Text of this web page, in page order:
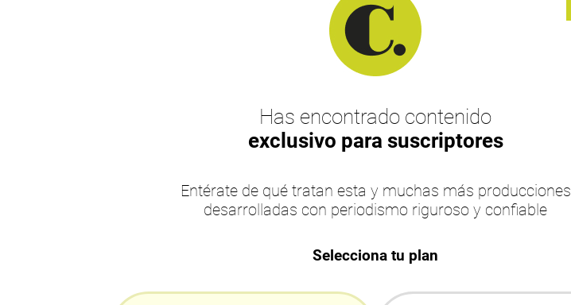
Has encontrado contenido
exclusivo para suscriptores
Entérate de qué tratan esta y muchas más producciones
desarrolladas con periodismo riguroso y confiable
Selecciona tu plan